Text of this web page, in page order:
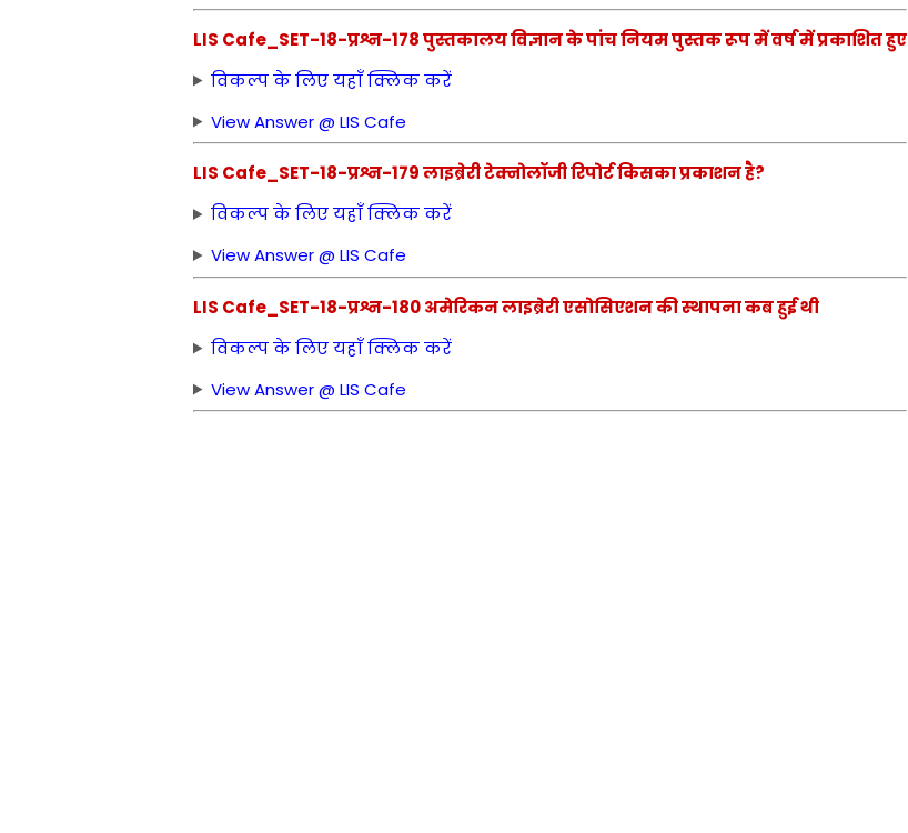
LIS Cafe_SET-18-प्रश्न-178 पुस्तकालय विज्ञान के पांच नियम पुस्तक रूप में वर्ष में प्रकाशित हुए
विकल्प के लिए यहाँ क्लिक करें
View Answer @ LIS Cafe
LIS Cafe_SET-18-प्रश्न-179 लाइब्रेरी टेक्नोलॉजी रिपोर्ट किसका प्रकाशन है?
विकल्प के लिए यहाँ क्लिक करें
View Answer @ LIS Cafe
LIS Cafe_SET-18-प्रश्न-180 अमेरिकन लाइब्रेरी एसोसिएशन की स्थापना कब हुई थी
विकल्प के लिए यहाँ क्लिक करें
View Answer @ LIS Cafe